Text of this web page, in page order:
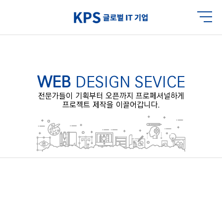
WEBDESIGN SEVICE
전문가들이 기획부터 오픈까지 프로페셔널하게
프로젝트 제작을 이끌어갑니다.